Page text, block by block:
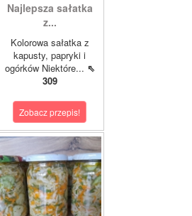
Najlepsza sałatka
z...
Kolorowa sałatka z
kapusty, papryki i
ogórków Niektóre... ⇖
309
Zobacz przepis!